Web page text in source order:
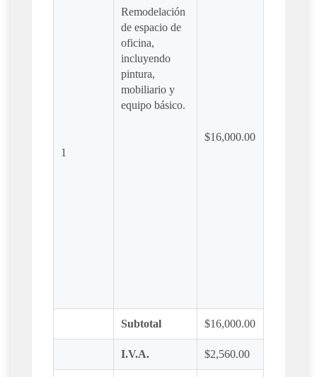
1
Remodelación
de espacio de
oficina,
incluyendo
pintura,
mobiliario y
equipo básico.
$16,000.00
Subtotal $16,000.00
I.V.A. $2,560.00